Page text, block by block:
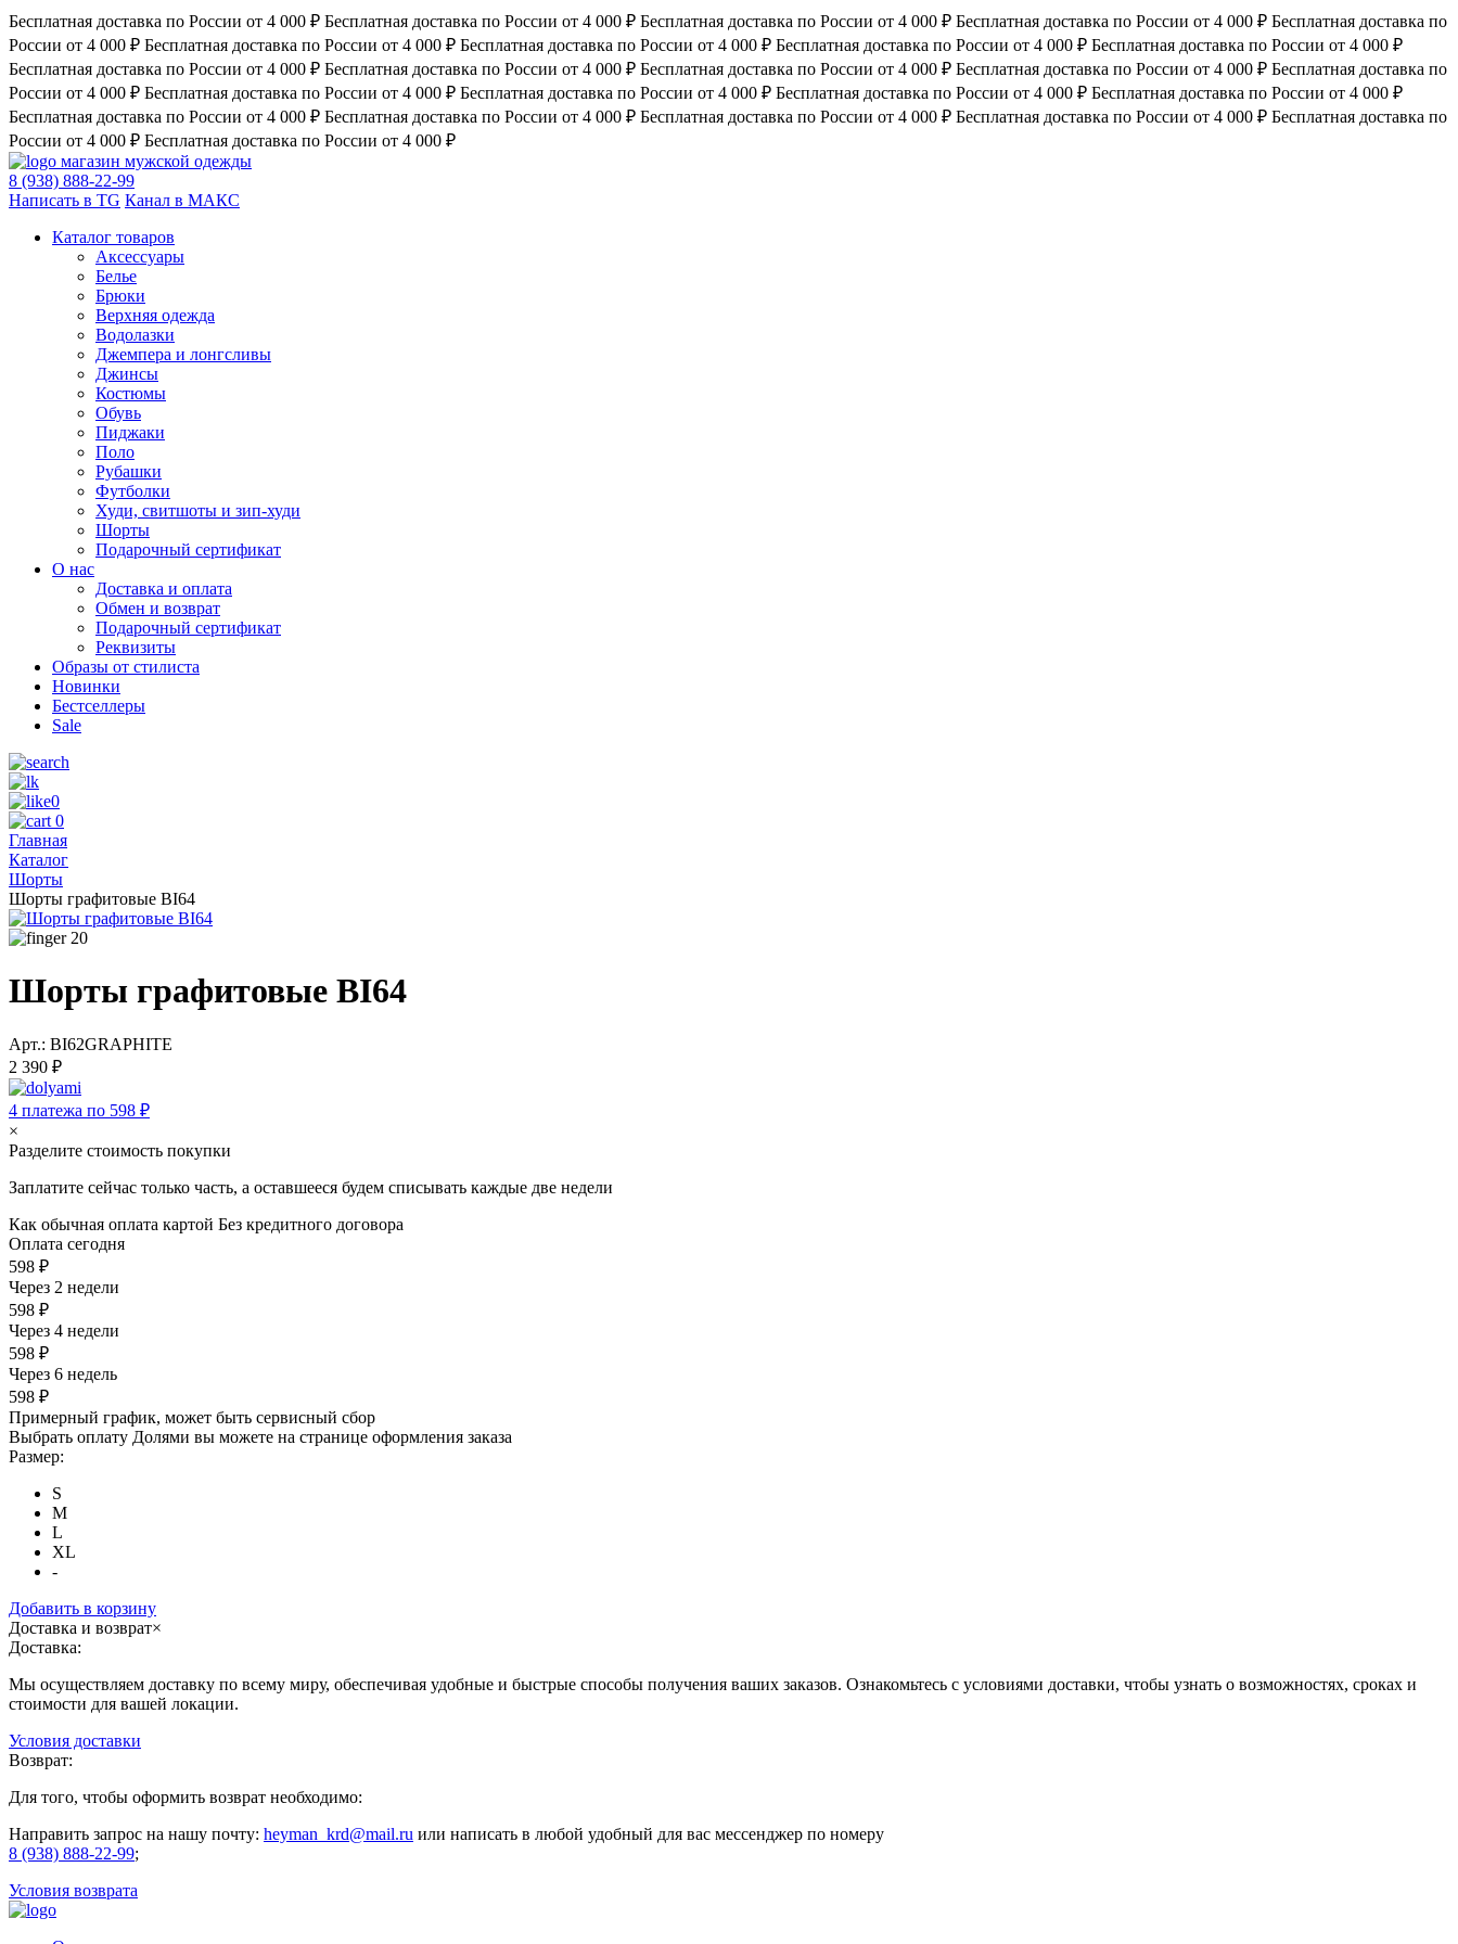
Бесплатная доставка по России от 4 000 ₽ Бесплатная доставка по России от 4 000 ₽ Бесплатная доставка по России от 4 000 ₽ Бесплатная доставка по России от 4 000 ₽ Бесплатная доставка по
России от 4 000 ₽ Бесплатная доставка по России от 4 000 ₽ Бесплатная доставка по России от 4 000 ₽ Бесплатная доставка по России от 4 000 ₽ Бесплатная доставка по России от 4 000 ₽
Бесплатная доставка по России от 4 000 ₽ Бесплатная доставка по России от 4 000 ₽ Бесплатная доставка по России от 4 000 ₽ Бесплатная доставка по России от 4 000 ₽ Бесплатная доставка по
России от 4 000 ₽ Бесплатная доставка по России от 4 000 ₽ Бесплатная доставка по России от 4 000 ₽ Бесплатная доставка по России от 4 000 ₽ Бесплатная доставка по России от 4 000 ₽
Бесплатная доставка по России от 4 000 ₽ Бесплатная доставка по России от 4 000 ₽ Бесплатная доставка по России от 4 000 ₽ Бесплатная доставка по России от 4 000 ₽ Бесплатная доставка по
России от 4 000 ₽ Бесплатная доставка по России от 4 000 ₽
магазин мужской одежды
8 (938) 888-22-99
Написать в TG Канал в МАКС
Каталог товаров
Аксессуары
Белье
Брюки
Верхняя одежда
Водолазки
Джемпера и лонгсливы
Джинсы
Костюмы
Обувь
Пиджаки
Поло
Рубашки
Футболки
Худи, свитшоты и зип-худи
Шорты
Подарочный сертификат
О нас
Доставка и оплата
Обмен и возврат
Подарочный сертификат
Реквизиты
Образы от стилиста
Новинки
Бестселлеры
Sale
0
0
Главная
Каталог
Шорты
Шорты графитовые BI64
20
Шорты графитовые BI64
Арт.: BI62GRAPHITE
2 390 ₽
4 платежа по 598 ₽
×
Разделите стоимость покупки
Заплатите сейчас только часть, а оставшееся будем списывать каждые две недели
Как обычная оплата картой Без кредитного договора
Оплата сегодня
598 ₽
Через 2 недели
598 ₽
Через 4 недели
598 ₽
Через 6 недель
598 ₽
Примерный график, может быть сервисный сбор
Выбрать оплату Долями вы можете на странице оформления заказа
Размер:
S
M
L
XL
-
Добавить в корзину
Доставка и возврат×
Доставка:
Мы осуществляем доставку по всему миру, обеспечивая удобные и быстрые способы получения ваших заказов. Ознакомьтесь с условиями доставки, чтобы узнать о возможностях, сроках и
стоимости для вашей локации.
Условия доставки
Возврат:
Для того, чтобы оформить возврат необходимо:
Направить запрос на нашу почту: heyman_krd@mail.ru или написать в любой удобный для вас мессенджер по номеру
8 (938) 888-22-99;
Условия возврата